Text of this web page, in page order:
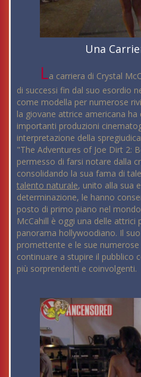
Una
La carriera di Crystal
di successi fin dal suo esordio
come modella per numerose
la giovane attrice americana
importanti produzioni
interpretazione della
"The Adventures of Joe Dirt 2:
permesso di farsi notare dalla
consolidando la sua fama di
talento naturale, unito alla sua
determinazione, le hanno
posto di primo piano nel
McCahill è oggi una delle attrici
panorama hollywoodiano. Il
promettente e le sue
continuare a stupire il pubblico
più sorprendenti e coinvolgenti.